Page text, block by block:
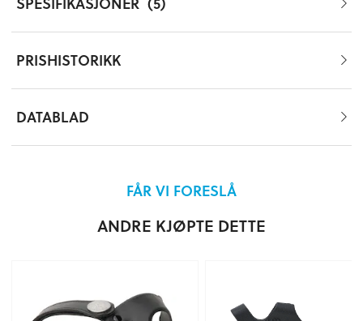
PRISHISTORIKK
DATABLAD
FÅR VI FORESLÅ
ANDRE KJØPTE DETTE